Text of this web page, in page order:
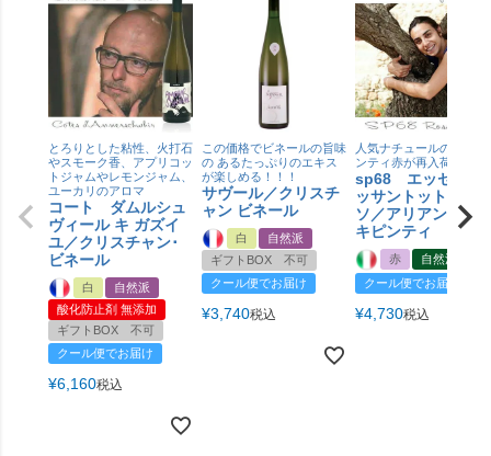
とろりとした粘性、火打石
やスモーク香、アプリコッ
トジャムやレモンジャム、
ユーカリのアロマ
コート ダムルシュ
ヴィール キ ガズイ
ユ／クリスチャン･
ビネール
白
自然派
酸化防止剤 無添加
ギフトBOX 不可
クール便でお届け
¥6,160税込
この価格でビネールの旨味
の あるたっぷりのエキス
が楽しめる！！！
サヴール／クリスチ
ャン ビネール
白
自然派
ギフトBOX 不可
クール便でお届け
¥3,740税込
人気ナチュールのオッキ
ンティ赤が再入荷！
sp68 エッセピ
ッサントット ロ
ソ／アリアンナ オ
キピンティ
赤
自然派
クール便でお届け
¥4,730税込